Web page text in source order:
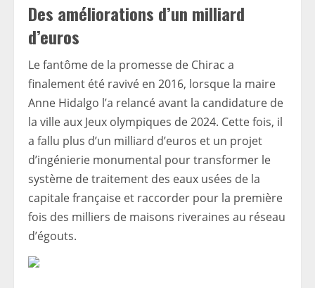
Des améliorations d’un milliard
d’euros
Le fantôme de la promesse de Chirac a
finalement été ravivé en 2016, lorsque la maire
Anne Hidalgo l’a relancé avant la candidature de
la ville aux Jeux olympiques de 2024. Cette fois, il
a fallu plus d’un milliard d’euros et un projet
d’ingénierie monumental pour transformer le
système de traitement des eaux usées de la
capitale française et raccorder pour la première
fois des milliers de maisons riveraines au réseau
d’égouts.